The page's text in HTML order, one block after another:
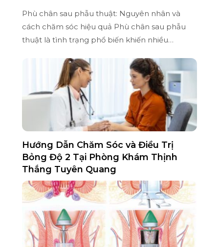
Phù chân sau phẫu thuật: Nguyên nhân và
cách chăm sóc hiệu quả Phù chân sau phẫu
thuật là tình trạng phổ biến khiến nhiều…
Hướng Dẫn Chăm Sóc và Điều Trị
Bỏng Độ 2 Tại Phòng Khám Thịnh
Thắng Tuyên Quang